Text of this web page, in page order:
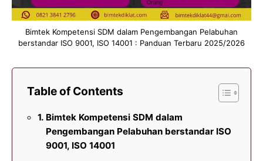
Bimtek Kompetensi SDM dalam Pengembangan Pelabuhan
berstandar ISO 9001, ISO 14001 : Panduan Terbaru 2025/2026
Table of Contents
Bimtek Kompetensi SDM dalam
Pengembangan Pelabuhan berstandar ISO
9001, ISO 14001